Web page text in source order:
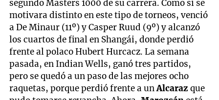
segundo Masters 1000 de su carrera. Como si se
motivara distinto en este tipo de torneos, venció
a De Minaur (11º) y Casper Ruud (9º) y alcanzó
los cuartos de final en Shangái, donde perdió
frente al polaco Hubert Hurcacz. La semana
pasada, en Indian Wells, ganó tres partidos,
pero se quedó a un paso de las mejores ocho
raquetas, porque perdió frente a unAlcaraz que